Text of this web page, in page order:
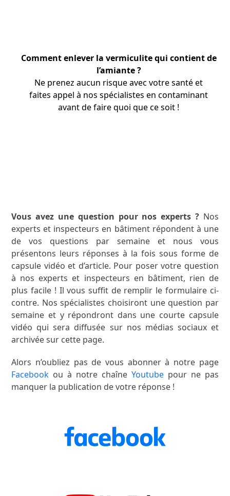
Comment enlever la vermiculite qui contient de
l’amiante ?
Ne prenez aucun risque avec votre santé et
faites appel à nosspécialistes en contaminant
avant de faire quoi que ce soit !
Vous avez une question pour nos experts ? Nos
experts et inspecteurs en bâtiment répondent à une
de vos questions par semaine et nous vous
présentons leurs réponses à la fois sous forme de
capsule vidéo et d’article. Pour poser votre question
à nos experts et inspecteurs en bâtiment, rien de
plus facile ! Il vous suffit de remplir le formulaire ci-
contre. Nos spécialistes choisiront une question par
semaine et y répondront dans une courte capsule
vidéo qui sera diffusée sur nos médias sociaux et
archivée sur cette page.
Alors n’oubliez pas de vous abonner à notre page
Facebook ou à notre chaîne Youtubepour ne pas
manquer la publication de votre réponse !